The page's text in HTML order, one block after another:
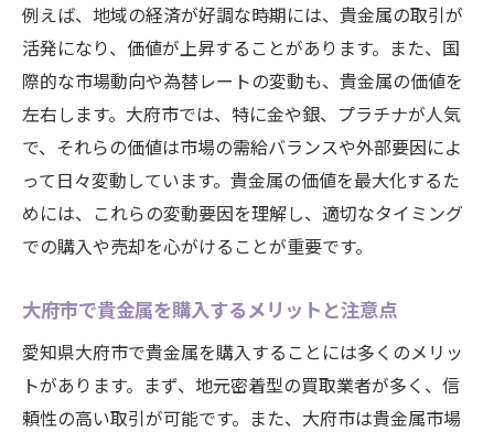
例えば、地域の経済が好調な時期には、貴金属の取引が
活発になり、価値が上昇することがあります。また、国
際的な市場動向や為替レートの変動も、貴金属の価値を
左右します。大府市では、特に金や銀、プラチナが人気
で、それらの価値は市場の需給バランスや外部要因によ
って日々変動しています。貴金属の価値を最大化するた
めには、これらの変動要因を理解し、適切なタイミング
での購入や売却を心がけることが重要です。
大府市で貴金属を購入するメリットと注意点
愛知県大府市で貴金属を購入することには多くのメリッ
トがあります。まず、地元密着型の買取業者が多く、信
頼性の高い取引が可能です。また、大府市は貴金属市場